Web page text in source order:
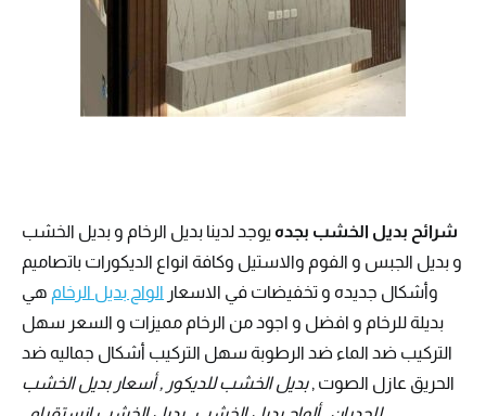
شرائح بديل الخشب بجده يوجد لدينا بديل الرخام و بديل الخشب
و بديل الجبس و الفوم والاستيل وكافة انواع الديكورات باتصاميم
وأشكال جديده و تخفيضات في الاسعار الواح بديل الرخام هي
بديلة للرخام و افضل و اجود من الرخام مميزات و السعر سهل
التركيب ضد الماء ضد الرطوبة سهل التركيب أشكال جماليه ضد
الحريق عازل الصوت ,بديل الخشب للديكور , أسعار بديل الخشب